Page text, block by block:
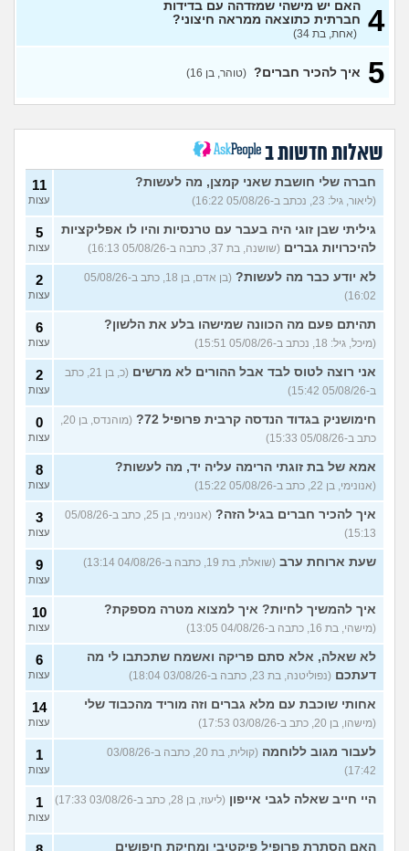
איפה אני ואיפה הם?
(אריאל, בן 26)
בתרבות של עדות ומגזרים
מאנשים אחרים?
(בדוי,
בן 27)
שאלה לבנות שעברו פרום
בחייהן
(ליהיא, בת 18)
1
עצות
עדיף להיות פשוט לבד או
לנסות להפגש עם חברות?
(אנונימית, בת 17)
3
חברות שלי ישתנה כשידעו
שאני נמשכת גם לנשים
(אנונימית, בת 19)
5
עצות
בת עוד מעט 23, אני מרגישה
שנכשלתי לפעמים
(אנונמית,
7
עצות
למה בנות בממוצע הרבה יותר
נחמדות לבנות אחרות מאשר
לבנים?
(Itay Daniel Asael, בן
23)
12
עצות
איך יש אנשים שישנים עם
בגדים?
(נעם, בן 14)
האם להרשות לאחרים לקבוע
לי מה ללבוש?
(סיון, בת
9
ספרים בעברית בקובץ PDF
בחינם? (Rin, בת 19)
4
עצות
עוד שאלות חדשות במדור
4 האם יש מישהי שמזדהה עם בדידות
חברתית כתוצאה ממראה חיצוני?
(אחת, בת 34)
5 איך להכיר חברים? (טוהר, בן 16)
שאלות חדשות ב
חברה שלי חושבת שאני קמצן, מה לעשות?
(ליאור, גיל: 23, נכתב ב-05/08/26 16:22)
11
עצות
גיליתי שבן זוגי היה בעבר עם טרנסיות והיו לו אפליקציות
להיכרויות גברים (שושנה, בת 37, כתבה ב-05/08/26 16:13)
5
עצות
לא יודע כבר מה לעשות?
(בן אדם, בן 18, כתב ב-05/08/26
16:02)
2
עצות
תהיתם פעם מה הכוונה שמישהו בלע את הלשון?
(מיכל, גיל: 18, נכתב ב-05/08/26 15:51)
6
עצות
אני רוצה לטוס לבד אבל ההורים לא מרשים
(כ, בן 21, כתב
ב-05/08/26 15:42)
2
עצות
חימושניק בגדוד הנדסה קרבית פרופיל 72?
(מוהנדס, בן 20,
כתב ב-05/08/26 15:33)
0
עצות
אמא של בת זוגתי הרימה עליה יד, מה לעשות?
(אנונימי, בן 22, כתב ב-05/08/26 15:22)
8
עצות
איך להכיר חברים בגיל הזה?
(אנונימי, בן 25, כתב ב-05/08/26
15:13)
3
עצות
שעת ארוחת ערב (שואלת, בת 19, כתבה ב-04/08/26 13:14) 9
עצות
איך להמשיך לחיות? איך למצוא מטרה מספקת?
(מישהי, בת 16, כתבה ב-04/08/26 13:05)
10
עצות
לא שאלה, אלא סתם פריקה ואשמח שתכתבו לי מה
דעתכם (נפוליטנה, בת 23, כתבה ב-03/08/26 18:04)
6
עצות
אחותי שוכבת עם מלא גברים וזה מוריד מהכבוד שלי
(מישהו, בן 20, כתב ב-03/08/26 17:53)
14
עצות
לעבור מגוב ללוחמה
(קולית, בת 20, כתבה ב-03/08/26
17:42)
1
עצות
היי חייב שאלה לגבי אייפון (ליעוז, בן 28, כתב ב-03/08/26 17:33) 1
עצות
האם הסתרת פרופיל פיקטיבי ומחיקת חיפושים